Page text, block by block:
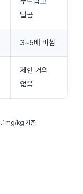
달콤
3~5배 비쌈
제한 거의
없음
kg 기준.